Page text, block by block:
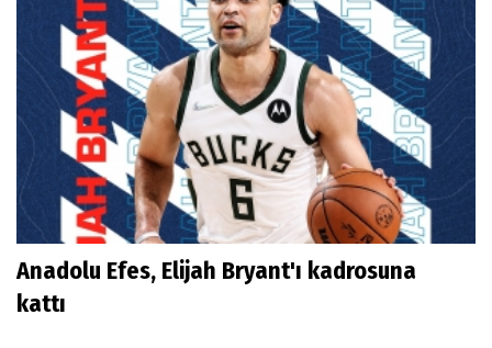
Anadolu Efes, Elijah Bryant'ı kadrosuna
kattı